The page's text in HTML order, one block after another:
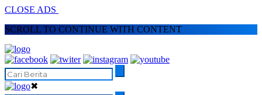
CLOSE ADS
SCROLL TO CONTINUE WITH CONTENT
✖